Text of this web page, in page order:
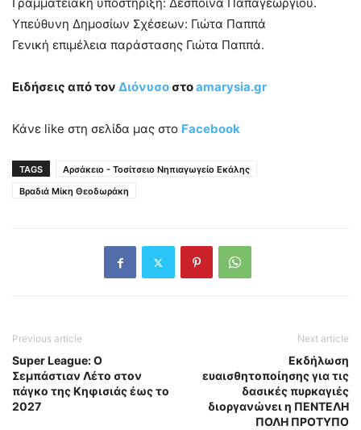
Υπεύθυνη Δημοσίων Σχέσεων: Γιώτα Παππά
Γενική επιμέλεια παράστασης Γιώτα Παππά.
Ειδήσεις από τον Διόνυσο στοamarysia.gr
Κάνε like στη σελίδα μας στο Facebook
TAGS
Αρσάκειο - Τοσίτσειο Νηπιαγωγείο Εκάλης
Βραδιά Μίκη Θεοδωράκη
Previous article
Super League: Ο
Σεμπάστιαν Λέτο στoν
πάγκο της Κηφισιάς έως το
2027
Next article
Εκδήλωση
ευαισθητοποίησης για τις
δασικές πυρκαγιές
διοργανώνει η ΠΕΝΤΕΛΗ
ΠΟΛΗ ΠΡΟΤΥΠΟ